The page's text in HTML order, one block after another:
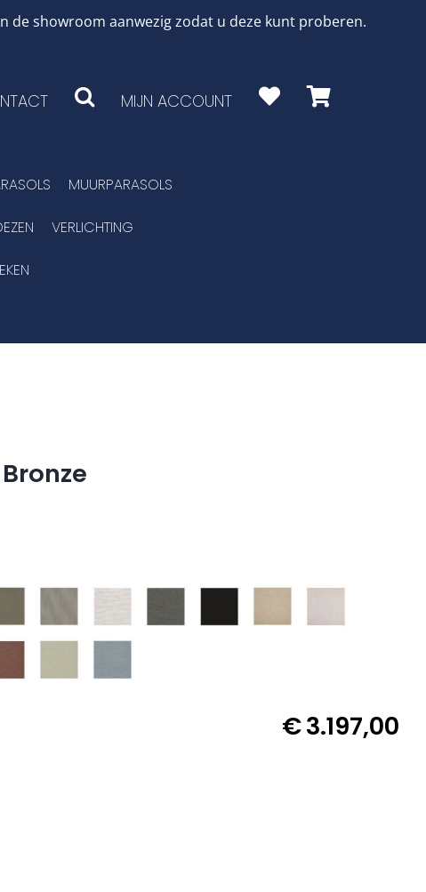
de showroom aanwezig zodat u deze kunt proberen.
MIJN ACCOUNT
MUURPARASOLS
VERLICHTING
€3.197,00